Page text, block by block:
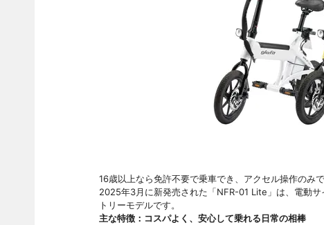
16歳以上なら免許不要で乗車でき、アクセル操作のみ
2025年3月に新発売された「NFR-01 Lite」は、電動
トリーモデルです。
主な特徴：コスパよく、安心して乗れる日常の相棒